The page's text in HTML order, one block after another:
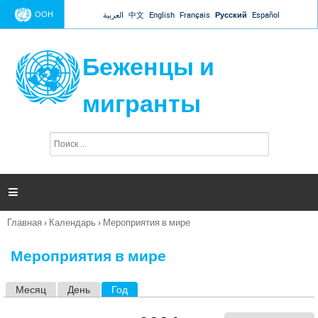
Jump to navigation
ООН العربية 中文 English Français Русский Español
Беженцы и
мигранты
п
и

Вы
Главная › Календарь › Мероприятия в мире
Мероприятия в мире
Месяц День Год